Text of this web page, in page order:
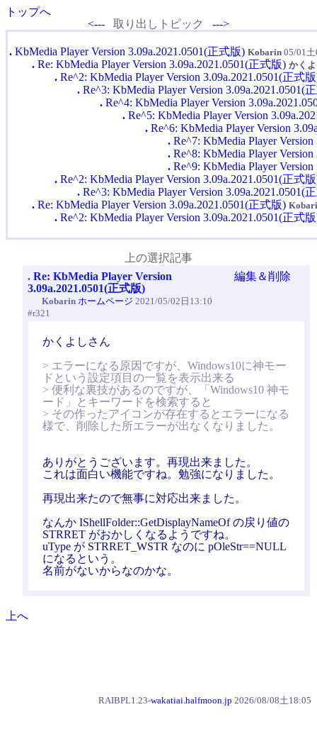
トップへ
<---
取り出しトピック --->
. KbMedia Player Version 3.09a.2021.0501(正式版) Kobarin 05/01
. Re: KbMedia Player Version 3.09a.2021.0501(正式版) かく
. Re^2: KbMedia Player Version 3.09a.2021.0501(正式
. Re^3: KbMedia Player Version 3.09a.2021.0501(
. Re^4: KbMedia Player Version
. Re^5: KbMedia Player Version
. Re^6: KbMedia Player Version
. Re^7: KbMedia Player
. Re^8: KbMedia Player
. Re^9: KbMedia Player
. Re^2: KbMedia Player Version 3.09a.2021.0501(正式
. Re^3: KbMedia Player Version 3.09a.2021.0501(
. Re: KbMedia Player Version 3.09a.2021.0501(正式版)
. Re^2: KbMedia Player Version 3.09a.2021.0501(正式
上の選択記事
. Re: KbMedia Player Version
3.09a.2021.0501(正式版)
Kobarin ホームページ 2021/05/02日13:10
#r321
編集＆削除
かくよしさん
> エラーになる原因ですが、Windows10に神モー
ドという設定項目の一覧を表示出来る
> 便利な裏技があるのですが、「Windows10 神モ
ード」とキーワードを検索すると
> その作ったアイコンが存在するとエラーになる
様で、削除した所エラーが出なくなりました。
ありがとうございます。再現出来ました。
これは面白い機能ですね。勉強になりました。
再現出来たので無事に対応出来ました。
なんか IShellFolder::GetDisplayNameOf の戻り値の
STRRET がおかしくなるようですね。
uType が STRRET_WSTR なのに pOleStr==NULL
になるという。
名前がないからなのかな。
上へ
RAIBPL1.23-wakatiai.halfmoon.jp 2026/08/08土18:05